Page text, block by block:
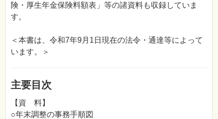
険・厚生年金保険料額表」等の諸資料も収録していま
す。
＜本書は、令和7年9月1日現在の法令・通達等によって
います。＞
主要目次
【資 料】
○年末調整の事務手順図